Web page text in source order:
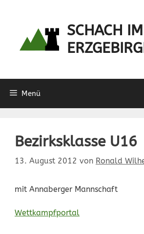
SCHACH IM
Menü
Bezirksklasse U16
13. August 2012 von Ronald
mit Annaberger Mannschaft
Wettkampfportal